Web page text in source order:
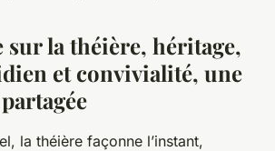
sur la théière, héritage,
et convivialité, une
la théière façonne l’instant,